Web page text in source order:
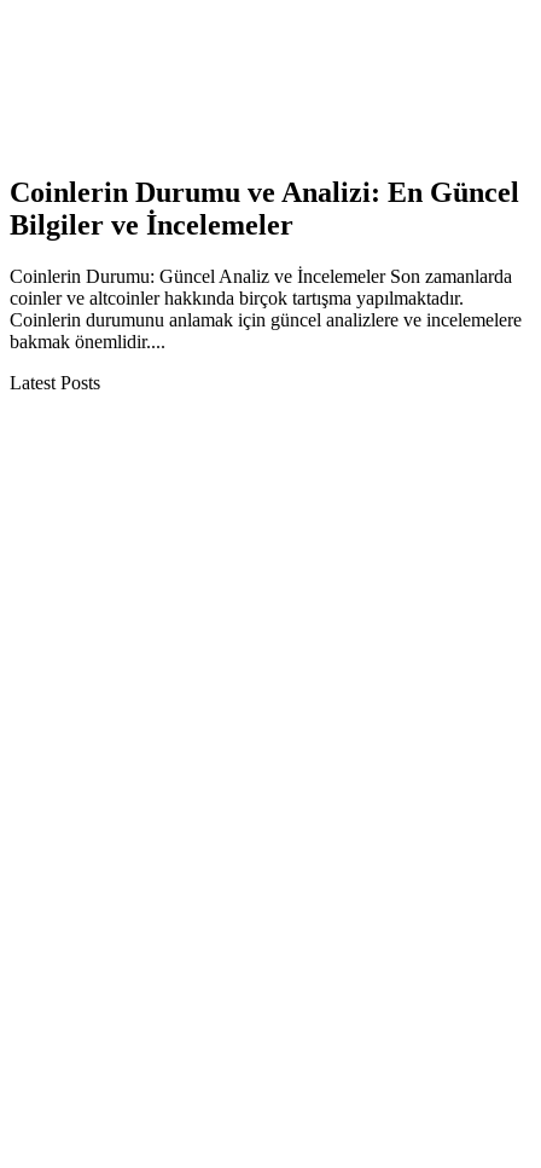
Coinlerin Durumu ve Analizi: En Güncel
Bilgiler ve İncelemeler
Coinlerin Durumu: Güncel Analiz ve İncelemeler Son zamanlarda
coinler ve altcoinler hakkında birçok tartışma yapılmaktadır.
Coinlerin durumunu anlamak için güncel analizlere ve incelemelere
bakmak önemlidir....
Latest Posts